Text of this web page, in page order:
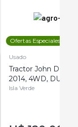
Ofertas Especiales
Usado
Tractor John Deere
2014, 4WD, DUAL
Isla Verde